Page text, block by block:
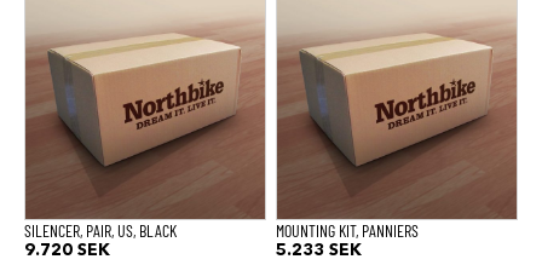
SILENCER, PAIR, US, BLACK
9.720 SEK
MOUNTING KIT, PANNIERS
5.233 SEK